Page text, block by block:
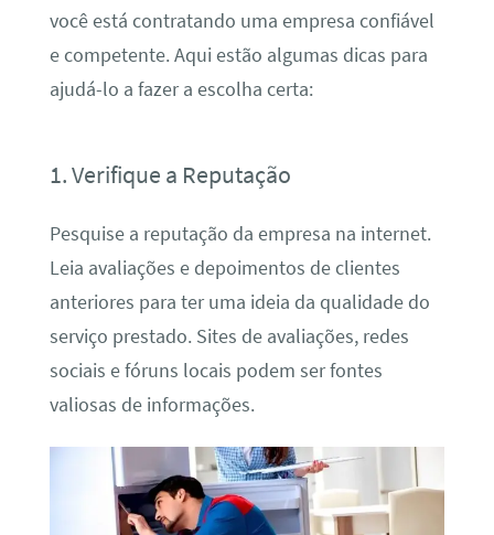
você está contratando uma empresa confiável
e competente. Aqui estão algumas dicas para
ajudá-lo a fazer a escolha certa:
1. Verifique a Reputação
Pesquise a reputação da empresa na internet.
Leia avaliações e depoimentos de clientes
anteriores para ter uma ideia da qualidade do
serviço prestado. Sites de avaliações, redes
sociais e fóruns locais podem ser fontes
valiosas de informações.